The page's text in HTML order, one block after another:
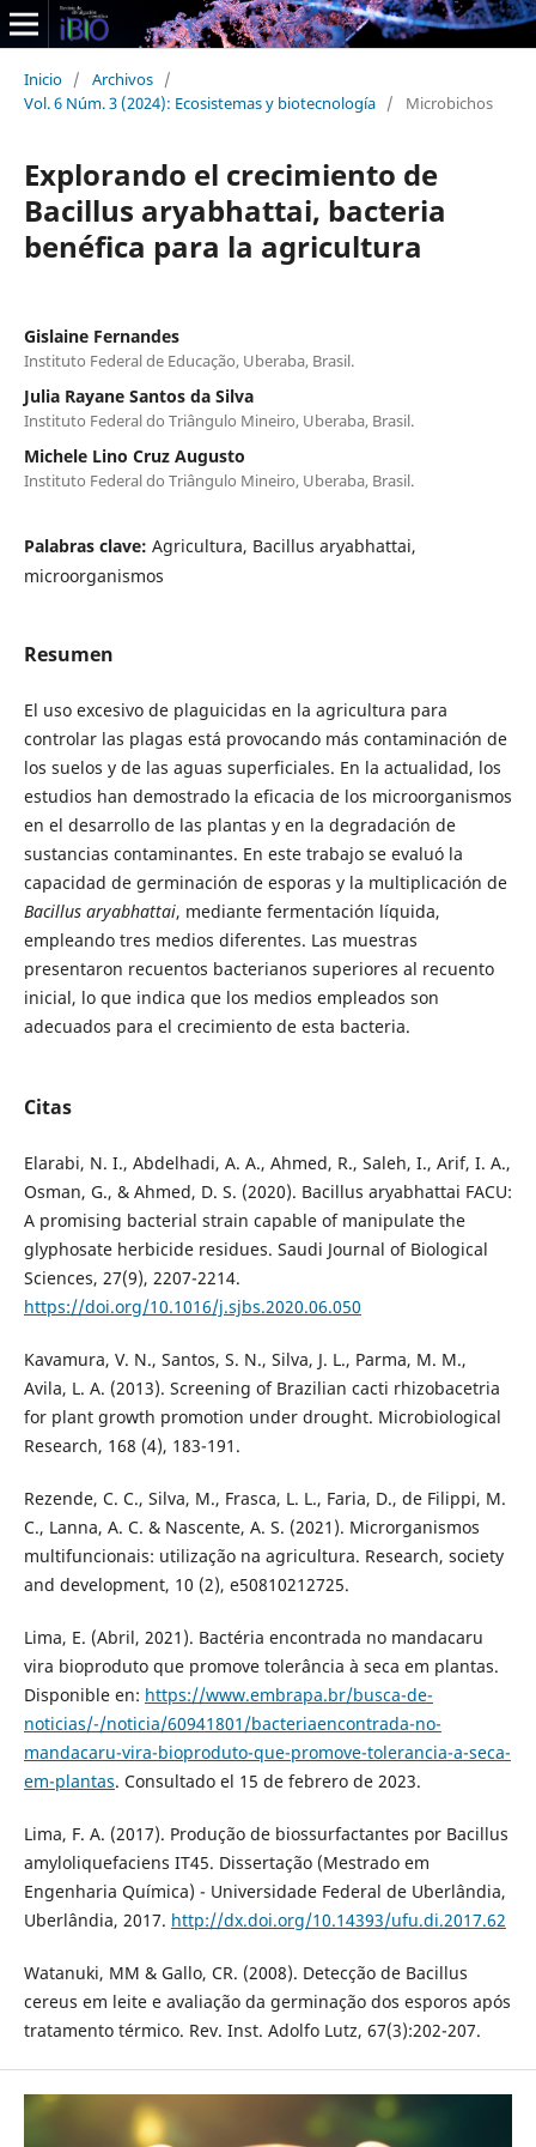
Inicio / Archivos /
Vol. 6 Núm. 3 (2024): Ecosistemas y biotecnología / Microbichos
Explorando el crecimiento de
Bacillus aryabhattai, bacteria
benéfica para la agricultura
Gislaine Fernandes
Instituto Federal de Educação, Uberaba, Brasil.
Julia Rayane Santos da Silva
Instituto Federal do Triângulo Mineiro, Uberaba, Brasil.
Michele Lino Cruz Augusto
Instituto Federal do Triângulo Mineiro, Uberaba, Brasil.
Palabras clave: Agricultura, Bacillus aryabhattai,
microorganismos
Resumen
El uso excesivo de plaguicidas en la agricultura para
controlar las plagas está provocando más contaminación de
los suelos y de las aguas superficiales. En la actualidad, los
estudios han demostrado la eficacia de los microorganismos
en el desarrollo de las plantas y en la degradación de
sustancias contaminantes. En este trabajo se evaluó la
capacidad de germinación de esporas y la multiplicación de
Bacillus aryabhattai, mediante fermentación líquida,
empleando tres medios diferentes. Las muestras
presentaron recuentos bacterianos superiores al recuento
inicial, lo que indica que los medios empleados son
adecuados para el crecimiento de esta bacteria.
Citas
Elarabi, N. I., Abdelhadi, A. A., Ahmed, R., Saleh, I., Arif, I. A.,
Osman, G., & Ahmed, D. S. (2020). Bacillus aryabhattai FACU:
A promising bacterial strain capable of manipulate the
glyphosate herbicide residues. Saudi Journal of Biological
Sciences, 27(9), 2207-2214.
https://doi.org/10.1016/j.sjbs.2020.06.050
Kavamura, V. N., Santos, S. N., Silva, J. L., Parma, M. M.,
Avila, L. A. (2013). Screening of Brazilian cacti rhizobacetria
for plant growth promotion under drought. Microbiological
Research, 168 (4), 183-191.
Rezende, C. C., Silva, M., Frasca, L. L., Faria, D., de Filippi, M.
C., Lanna, A. C. & Nascente, A. S. (2021). Microrganismos
multifuncionais: utilização na agricultura. Research, society
and development, 10 (2), e50810212725.
Lima, E. (Abril, 2021). Bactéria encontrada no mandacaru
vira bioproduto que promove tolerância à seca em plantas.
Disponible en: https://www.embrapa.br/busca-de-
noticias/-/noticia/60941801/bacteriaencontrada-no-
mandacaru-vira-bioproduto-que-promove-tolerancia-a-seca-
em-plantas. Consultado el 15 de febrero de 2023.
Lima, F. A. (2017). Produção de biossurfactantes por Bacillus
amyloliquefaciens IT45. Dissertação (Mestrado em
Engenharia Química) - Universidade Federal de Uberlândia,
Uberlândia, 2017. http://dx.doi.org/10.14393/ufu.di.2017.62
Watanuki, MM & Gallo, CR. (2008). Detecção de Bacillus
cereus em leite e avaliação da germinação dos esporos após
tratamento térmico. Rev. Inst. Adolfo Lutz, 67(3):202-207.